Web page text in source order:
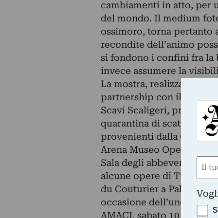
cambiamenti in atto, per
del mondo. Il medium
ossimoro, torna pertanto
recondite dell’animo
si fondono i confini fra la
invece assumere la
La mostra, realizzata
partnership con il
Scavi Scaligeri, presenta
quarantina di scatti di 12
provenienti dalla
Arena Museo Opera, che
Sala degli abbeveratoi e
alcune opere di Tracey
du Couturier a Palazzo
occasione
AMACI, sabato 10
Nome